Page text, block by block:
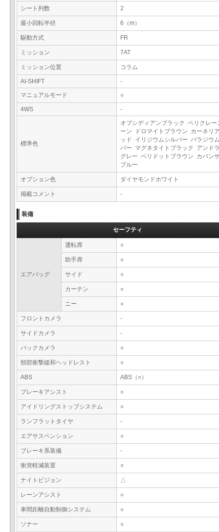
シート列数 2
最小回転半径 6（m）
駆動方式 FR
ミッション 7AT
ミッション位置 コラム
AI-SHIFT
-
マニュアルモード
○
4WS -
標準色
オブシディアンブラック ペリクレー
ーン ドロマイトブラウン カーネリ
ッド イリジウムシルバー パラジウ
バー マグネタイトブラック アンド
グレー ペリドットブラウン カバン
ブルー
オプション色 ダイヤモンドホワイト
掲載コメント -
装備
セーフティ
エアバッグ
運転席 ○
助手席 ○
サイド ○
カーテン ○
ニー ○
フロントカメラ -
サイドカメラ -
バックカメラ ○
頸部衝撃緩和ヘッドレスト ○
ABS ABS（○）
ブレーキアシスト ○
アイドリングストップシステム ○
ランフラットタイヤ -
エアサスペンション ○
ブレーキ系装備 -
衝突軽減装置 ○
ナイトビジョン △
レーンアシスト ○
車間距離自動制御システム ○
ソナー ○